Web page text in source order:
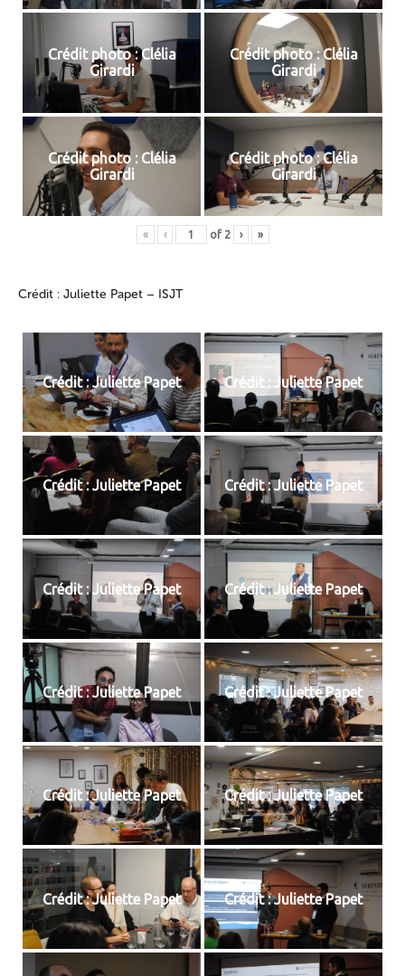
Crédit photo : Clélia
Girardi
Crédit photo : Clélia
Girardi
Crédit photo : Clélia
Girardi
Crédit photo : Clélia
Girardi
« ‹ of 2 › »
Crédit : Juliette Papet – ISJT
Crédit : Juliette Papet Crédit : Juliette Papet
Crédit : Juliette Papet Crédit : Juliette Papet
Crédit : Juliette Papet Crédit : Juliette Papet
Crédit : Juliette Papet Crédit : Juliette Papet
Crédit : Juliette Papet Crédit : Juliette Papet
Crédit : Juliette Papet Crédit : Juliette Papet